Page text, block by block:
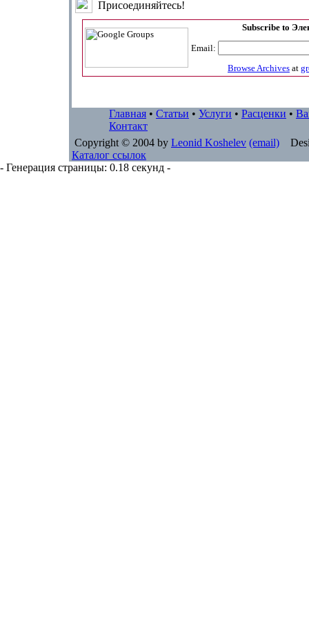
Присоединяйтесь!
Subscribe to
Email:
Browse Archives at
Главная • Статьи • Услуги • Расценки •
Контакт
Copyright © 2004 by Leonid Koshelev (email)
Каталог ссылок
- Генерация страницы: 0.18 секунд -